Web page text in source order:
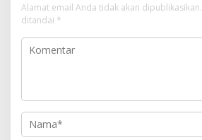
Alamat email Anda tidak akan dipublikasikan.
ditandai *